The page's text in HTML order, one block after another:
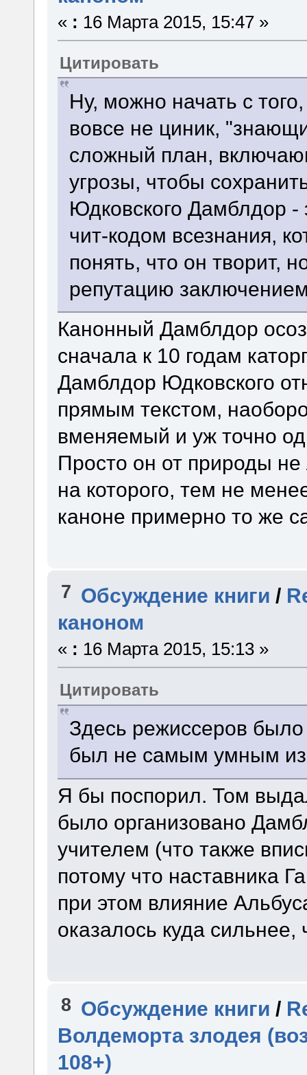
« : 16 Марта 2015, 15:47 »
Цитировать
Ну, можно начать с
вовсе не циник,
сложный план,
угрозы, чтобы
Юдковского Дамблдор -
чит-кодом всезнания,
понять, что он творит,
репутацию
Канонный Дамблдор
сначала к 10 годам
Дамблдор Юдковского
прямым текстом,
вменяемый и уж точно
Просто он от природы
на которого, тем не
каноне примерно то же
7 Обсуждение книги /
каноном
« : 16 Марта 2015, 15:13 »
Цитировать
Здесь режиссеров
был не самым умным
Я бы поспорил. Том
было организовано
учителем (что также
потому что наставника
при этом влияние
оказалось куда
8 Обсуждение книги /
Волдеморта злодея
108+)